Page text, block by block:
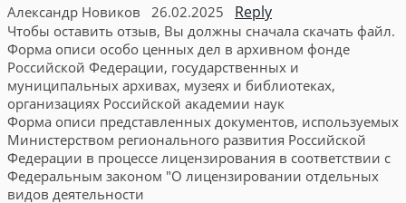
Александр Новиков 26.02.2025 Reply
Чтобы оставить отзыв, Вы должны сначала скачать файл.
Форма описи особо ценных дел в архивном фонде
Российской Федерации, государственных и
муниципальных архивах, музеях и библиотеках,
организациях Российской академии наук
Форма описи представленных документов, используемых
Министерством регионального развития Российской
Федерации в процессе лицензирования в соответствии с
Федеральным законом "О лицензировании отдельных
видов деятельности